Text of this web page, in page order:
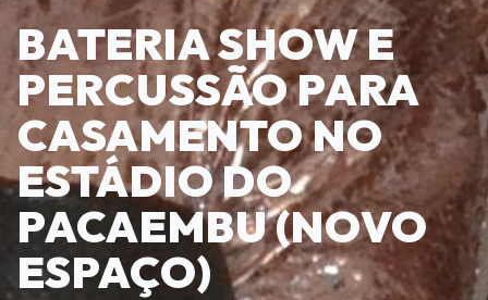
BATERIA SHOW E
PERCUSSÃO PARA
CASAMENTO NO
ESTÁDIO DO
PACAEMBU (NOVO
ESPAÇO)